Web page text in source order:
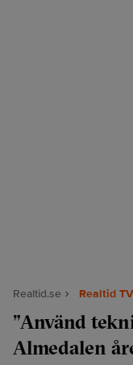
Realtid.se Realtid TV
”Använd
Almedalen